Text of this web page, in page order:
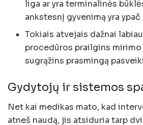
liga ar yra terminalinės
ankstesnį gyvenimą yra ypač
Tokiais atvejais dažnai
procedūros prailgins mirimo
sugrąžins prasmingą
Gydytojų ir sistemos
Net kai medikas mato, kad
atneš naudą, jis atsiduria tarp